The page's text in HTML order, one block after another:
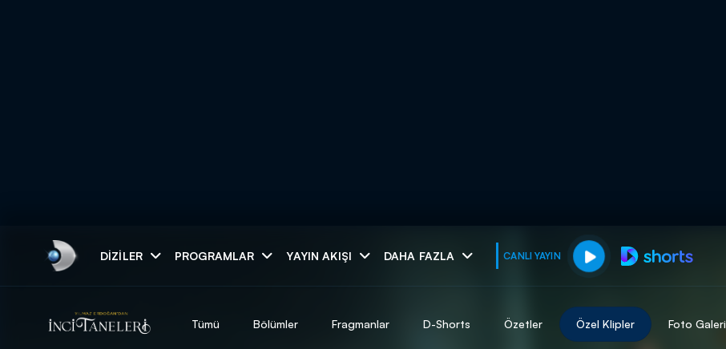
DIZILER PROGRAMLAR YAYIN AKIŞI DAHA FAZLA CANLI YAYIN
muhteşem ikili
Tümü Bölümler Fragmanlar D-Shorts Özetler Özel Klipler Foto Galeri